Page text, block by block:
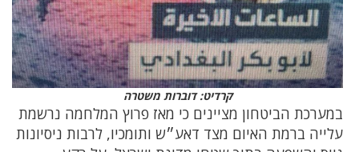
קרדיט: דוברות משטרה
במערכת הביטחון מציינים כי מאז פרוץ המלחמה נרשמת
עלייה ברמת האיום מצד דאע״ש ותומכיו, לרבות ניסיונות